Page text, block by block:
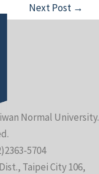
Next Post →
Normal University.
5704
Taipei City 106,